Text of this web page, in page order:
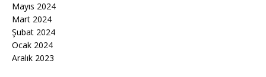
Mayıs 2024
Mart 2024
Şubat 2024
Ocak 2024
Aralık 2023